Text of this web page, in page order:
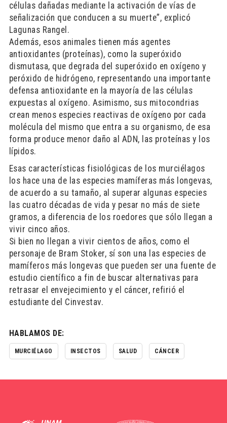
células dañadas mediante la activación de vías de
señalización que conducen a su muerte”, explicó
Lagunas Rangel.
Además, esos animales tienen más agentes
antioxidantes (proteínas), como la superóxido
dismutasa, que degrada del superóxido en oxígeno y
peróxido de hidrógeno, representando una importante
defensa antioxidante en la mayoría de las células
expuestas al oxígeno. Asimismo, sus mitocondrias
crean menos especies reactivas de oxígeno por cada
molécula del mismo que entra a su organismo, de esa
forma produce menor daño al ADN, las proteínas y los
lípidos.
Esas características fisiológicas de los murciélagos
los hace una de las especies mamíferas más longevas,
de acuerdo a su tamaño, al superar algunas especies
las cuatro décadas de vida y pesar no más de siete
gramos, a diferencia de los roedores que sólo llegan a
vivir cinco años.
Si bien no llegan a vivir cientos de años, como el
personaje de Bram Stoker, sí son una las especies de
mamíferos más longevas que pueden ser una fuente de
estudio científico a fin de buscar alternativas para
retrasar el envejecimiento y el cáncer, refirió el
estudiante del Cinvestav.
HABLAMOS DE:
MURCIÉLAGO INSECTOS SALUD CÁNCER